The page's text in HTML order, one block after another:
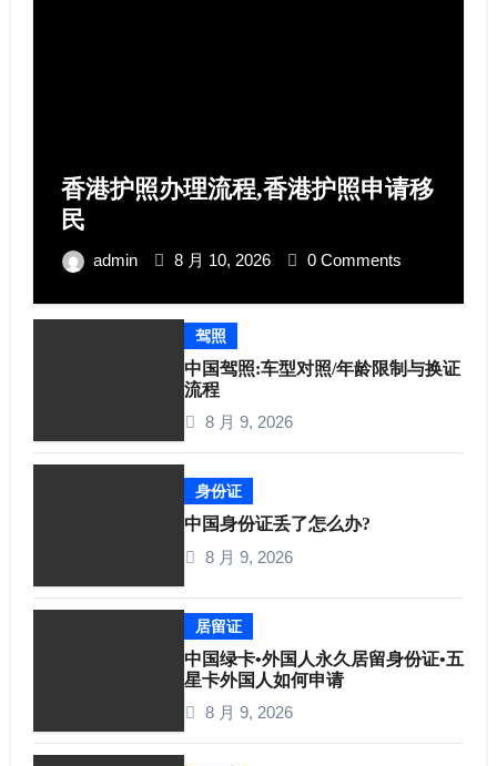
香港护照办理流程,香港护照申请移
民
admin 8 月 10, 2026 0 Comments
驾照
中国驾照:车型对照/年龄限制与换证
流程​
8 月 9, 2026
身份证
中国身份证丢了怎么办?
8 月 9, 2026
居留证
中国绿卡•外国人永久居留身份证•五
星卡外国人如何申请
8 月 9, 2026